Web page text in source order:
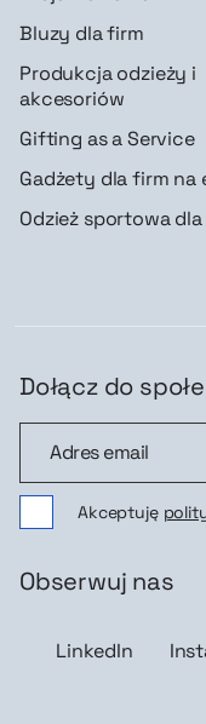
Bluzy dla firm
Produkcja odzieży i
akcesoriów
Gifting as a Service
Gadżety dla firm na
Odzież sportowa
Dołącz do
Akceptuję
Obserwuj nas
LinkedIn